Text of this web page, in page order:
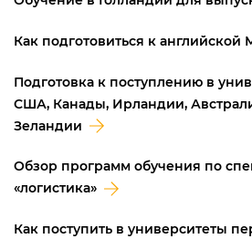
Как подготовиться к английской
Подготовка к поступлению в
США, Канады, Ирландии,
Зеландии
Обзор программ обучения по
«логистика»
Как поступить в университеты